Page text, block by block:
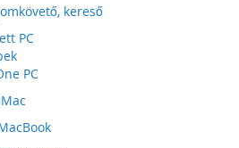
kereső
PC
PC